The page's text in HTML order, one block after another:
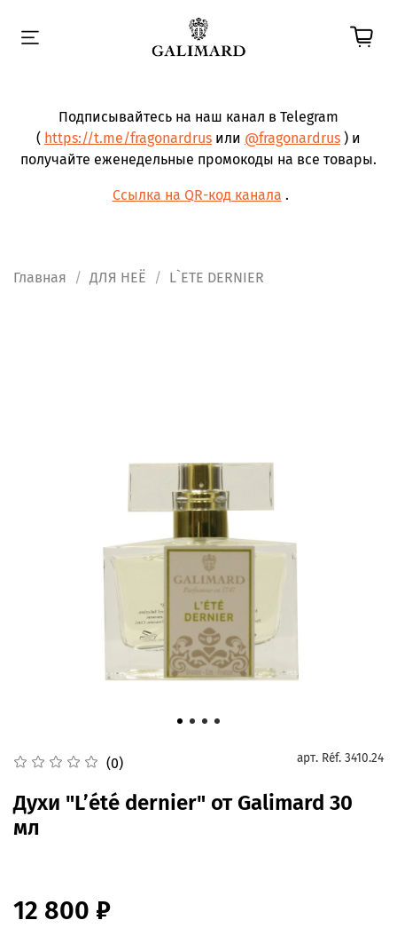
Подписывайтесь на наш канал в Telegram
( https://t.me/fragonardrus или @fragonardrus ) и
получайте еженедельные промокоды на все товары.
Ссылка на QR-код канала .
Главная ДЛЯ НЕЁ L`ETE DERNIER
(0) арт. Réf. 3410.24
Духи "L’été dernier" от Galimard 30
мл
12 800 ₽